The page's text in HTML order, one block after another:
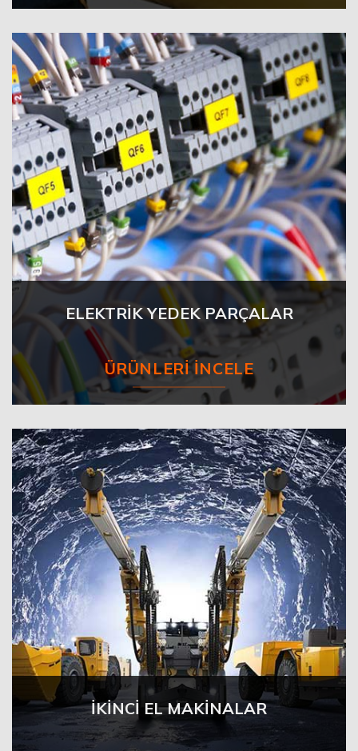
ELEKTRİK YEDEK PARÇALAR
ÜRÜNLERI İNCELE
İKİNCİ EL MAKİNALAR